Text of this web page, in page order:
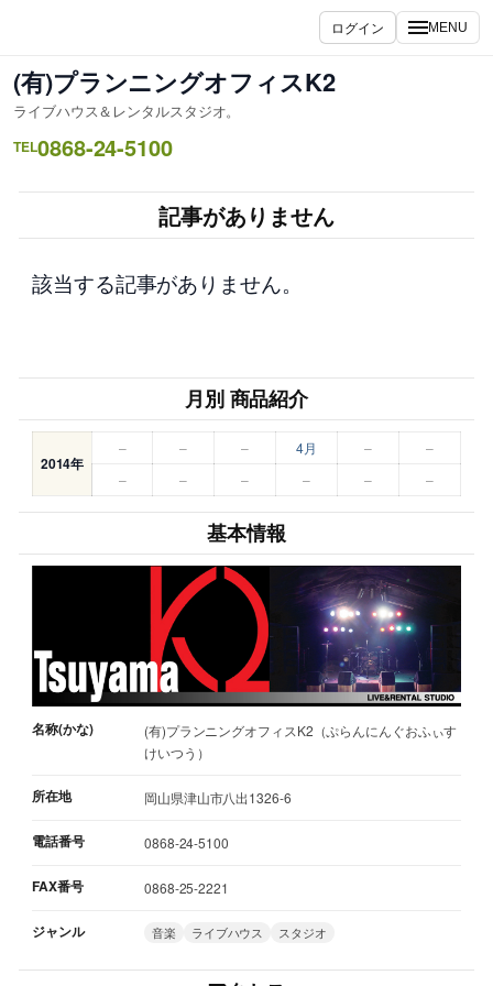
を
ス
キ
ッ
ログイン MENU
(有)プランニングオフィスK2
ライブハウス＆レンタルスタジオ。
TEL0868-24-5100
記事がありません
該当する記事がありません。
月別 商品紹介
2014年
– – – 4月 –
–
–
– – – – –
基本情報
名称(かな)
(有)プランニングオフィスK2（ぷらんにんぐおふぃす
けいつう）
所在地 岡山県津山市八出1326-6
電話番号 0868-24-5100
FAX番号 0868-25-2221
ジャンル 音楽 ライブハウス スタジオ